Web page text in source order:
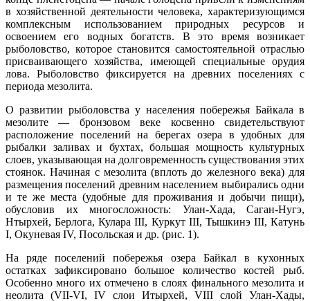
в хозяйственной деятельности человека, характеризующимся
комплексным использованием природных ресурсов и
освоением его водных богатств. В это время возникает
рыболовство, которое становится самостоятельной отраслью
присваивающего хозяйства, имеющей специальные орудия
лова. Рыболовство фиксируется на древних поселениях с
периода мезолита.
О развитии рыболовства у населения побережья Байкала в
мезолите — бронзовом веке косвенно свидетельствуют
расположение поселений на берегах озера в удобных для
рыбалки заливах и бухтах, большая мощность культурных
слоев, указывающая на долговременность существования этих
стоянок. Начиная с мезолита (вплоть до железного века) для
размещения поселений древним населением выбирались одни
и те же места (удобные для проживания и добычи пищи),
обусловив их многосложность: Улан-Хада, Саган-Нугэ,
Нтырхей, Берлога, Кулара III, Куркут III, Тышкинэ III, Катунь
I, Окуневая IV, Посольская и др. (рис. 1).
На ряде поселений побережья озера Байкал в кухонных
остатках зафиксировано большое количество костей рыб.
Особенно много их отмечено в слоях финального мезолита и
неолита (VII-VI, IV слои Итырхей, VIII слой Улан-Хады,